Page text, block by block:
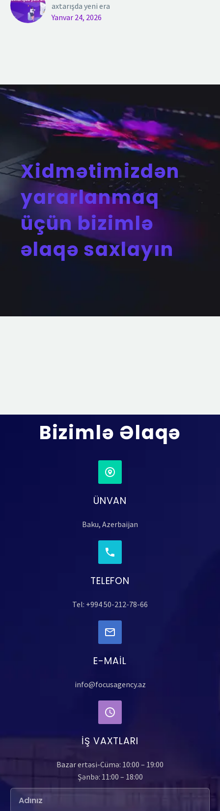
axtarışda yeni era
Yanvar 24, 2026
Xidmətimizdən
yararlanmaq
üçün bizimlə
əlaqə saxlayın
Bizimlə Əlaqə
ÜNVAN
Baku, Azerbaijan
TELEFON
Tel: +994 50-212-78-66
E-MAIL
info@focusagency.az
İŞ VAXTLARI
Bazar ertəsi-Cümə: 10:00 – 19:00
Şənbə: 11:00 – 18:00